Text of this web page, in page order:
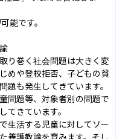
能です。
り巻く社会問題は大きく変
めや登校拒否、子どもの貧
題も発生してきています。
問題等、対象者別の問題で
てきています。
生活する児童に対してソー
養護教諭を育みます。そし